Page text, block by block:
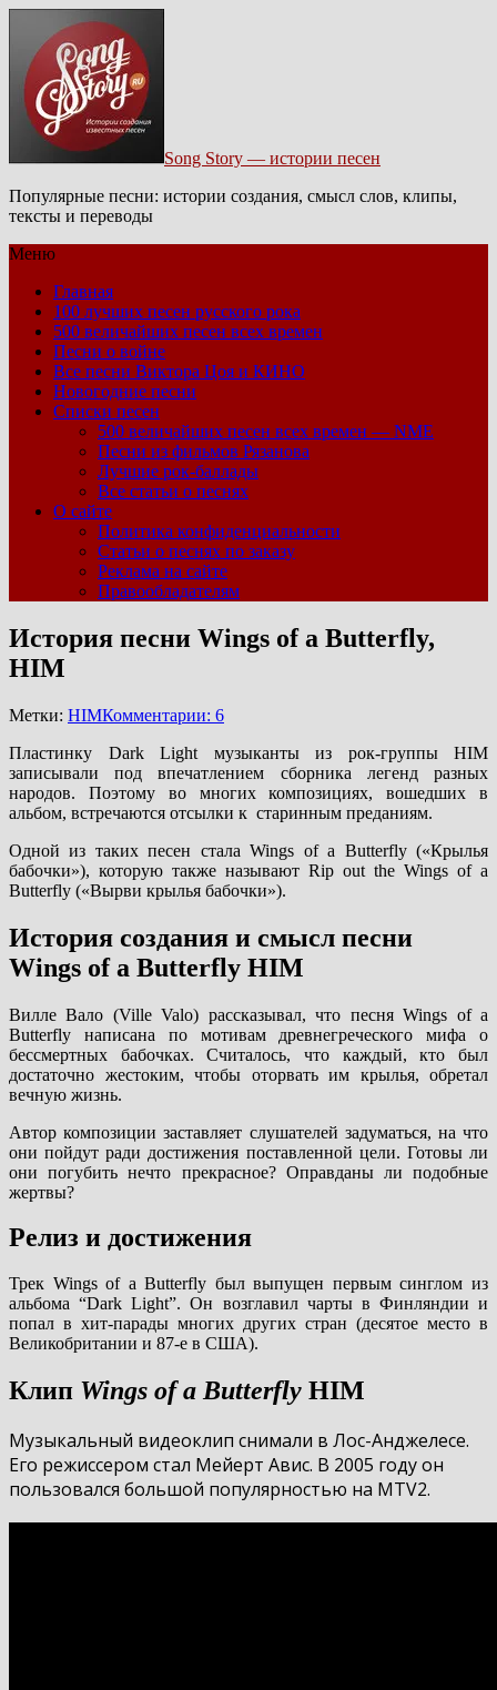
Song Story — истории песен
Популярные песни: истории создания, смысл слов, клипы,
тексты и переводы
Меню
Главная
100 лучших песен русского рока
500 величайших песен всех времен
Песни о войне
Все песни Виктора Цоя и КИНО
Новогодние песни
Списки песен
500 величайших песен всех времен — NME
Песни из фильмов Рязанова
Лучшие рок-баллады
Все статьи о песнях
О сайте
Политика конфиденциальности
Статьи о песнях по заказу
Реклама на сайте
Правообладателям
История песни Wings of a Butterfly,
HIM
Метки: HIMКомментарии: 6
Пластинку Dark Light музыканты из рок-группы HIM
записывали под впечатлением сборника легенд разных
народов. Поэтому во многих композициях, вошедших в
альбом, встречаются отсылки к старинным преданиям.
Одной из таких песен стала Wings of a Butterfly («Крылья
бабочки»), которую также называют Rip out the Wings of a
Butterfly («Вырви крылья бабочки»).
История создания и смысл песни
Wings of a Butterfly HIM
Вилле Вало (Ville Valo) рассказывал, что песня Wings of a
Butterfly написана по мотивам древнегреческого мифа о
бессмертных бабочках. Считалось, что каждый, кто был
достаточно жестоким, чтобы оторвать им крылья, обретал
вечную жизнь.
Автор композиции заставляет слушателей задуматься, на что
они пойдут ради достижения поставленной цели. Готовы ли
они погубить нечто прекрасное? Оправданы ли подобные
жертвы?
Релиз и достижения
Трек Wings of a Butterfly был выпущен первым синглом из
альбома “Dark Light”. Он возглавил чарты в Финляндии и
попал в хит-парады многих других стран (десятое место в
Великобритании и 87-е в США).
Клип Wings of a Butterfly HIM
Музыкальный видеоклип снимали в Лос-Анджелесе.
Его режиссером стал Мейерт Авис. В 2005 году он
пользовался большой популярностью на MTV2.